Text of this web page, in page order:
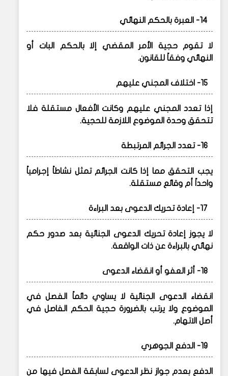
14- العبرة بالحكم النهائي
لا تقوم حجية الأمر المقضي إلا بالحكم البات أو
النهائي وفقاً للقانون.
15- اختلاف المجني عليهم
إذا تعدد المجني عليهم وكانت الأفعال مستقلة فلا
تتحقق وحدة الموضوع اللازمة للحجية.
16- تعدد الجرائم المرتبطة
يجب التحقق مما إذا كانت الجرائم تمثل نشاطاً إجرامياً
واحداً أم وقائع مستقلة.
17- إعادة تحريك الدعوى بعد البراءة
لا يجوز إعادة تحريك الدعوى الجنائية بعد صدور حكم
نهائي بالبراءة عن ذات الواقعة.
18- أثر العفو أو انقضاء الدعوى
انقضاء الدعوى الجنائية لا يساوي دائماً الفصل في
الموضوع ولا يرتب بالضرورة حجية الحكم الفاصل في
أصل الاتهام.
19- الدفع الجوهري
الدفع بعدم جواز نظر الدعوى لسابقة الفصل فيها من